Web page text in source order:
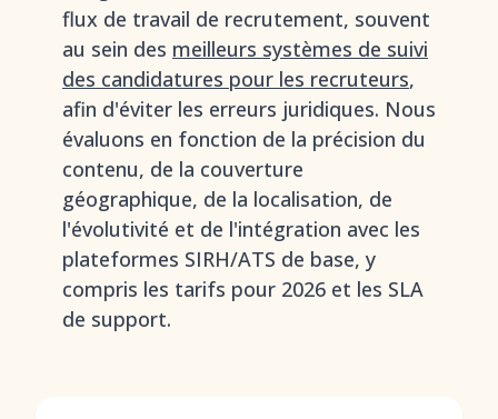
flux de travail de recrutement, souvent
au sein des meilleurs systèmes de suivi
des candidatures pour les recruteurs,
afin d'éviter les erreurs juridiques. Nous
évaluons en fonction de la précision du
contenu, de la couverture
géographique, de la localisation, de
l'évolutivité et de l'intégration avec les
plateformes SIRH/ATS de base, y
compris les tarifs pour 2026 et les SLA
de support.